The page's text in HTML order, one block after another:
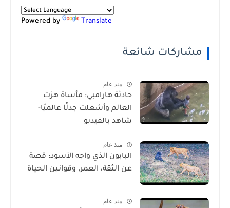
Powered by Translate
مشاركات شائعة
منذ عام
حادثة هارامبي: مأساة هزّت
العالم وأشعلت جدلًا عالميًا-
شاهد بالفيديو
منذ عام
البابون الذي واجه الأسود: قصة
عن الثقة، العمر، وقوانين الحياة
منذ عام